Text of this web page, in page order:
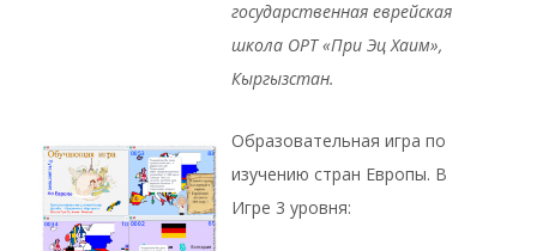
государственная еврейская
школа ОРТ «При Эц Хаим»,
Кыргызстан.
Образовательная игра по
изучению стран Европы. В
Игре 3 уровня: